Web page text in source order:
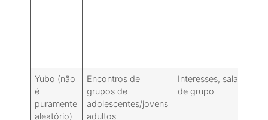
Yubo (não
é
puramente
aleatório)
Encontros de
grupos de
adolescentes/jovens
adultos
Interesses, salas
de grupo